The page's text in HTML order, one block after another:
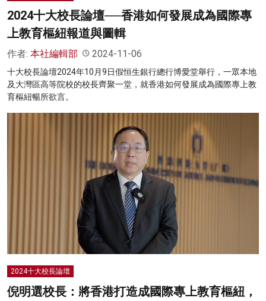
2024十大校長論壇──香港如何發展成為國際專
上教育樞紐報道與圖輯
作者: 本社編輯部 2024-11-06
十大校長論壇2024年10月9日假恒生銀行總行博愛堂舉行，一眾本地
及大灣區高等院校的校長齊聚一堂，就香港如何發展成為國際專上教
育樞紐暢所欲言。
2024十大校長論壇
倪明選校長：將香港打造成國際專上教育樞紐，